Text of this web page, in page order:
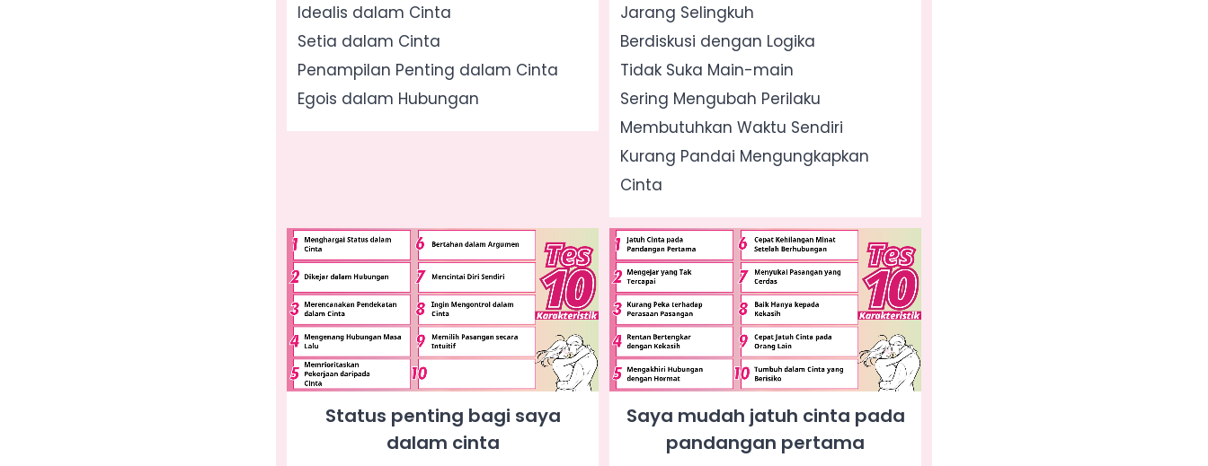
Idealis dalam Cinta
Setia dalam Cinta
Penampilan Penting dalam Cinta
Egois dalam Hubungan
Jarang Selingkuh
Berdiskusi dengan Logika
Tidak Suka Main-main
Sering Mengubah Perilaku
Membutuhkan Waktu Sendiri
Kurang Pandai Mengungkapkan
Cinta
Status penting bagi saya
dalam cinta
Saya mudah jatuh cinta pada
pandangan pertama